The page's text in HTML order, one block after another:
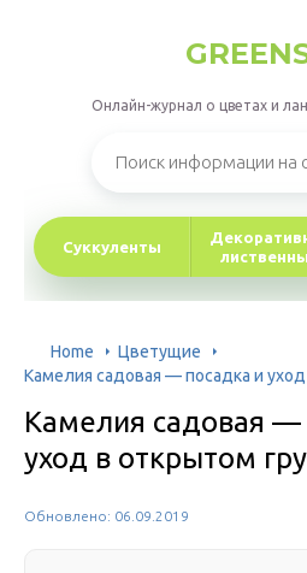
Онлайн-журнал о цветах и
Суккуленты
Home
Цветущие
Камелия садовая — посадка и
Камелия садовая —
уход в открытом
Обновлено: 06.09.2019